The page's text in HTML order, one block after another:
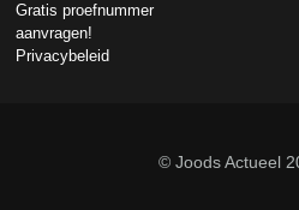
Gratis proefnummer
aanvragen!
Privacybeleid
© Joods Actueel